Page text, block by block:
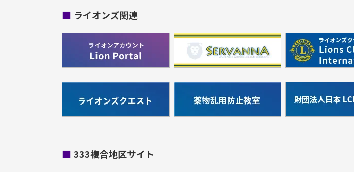
■ ライオンズ関連
■ 333複合地区サイト